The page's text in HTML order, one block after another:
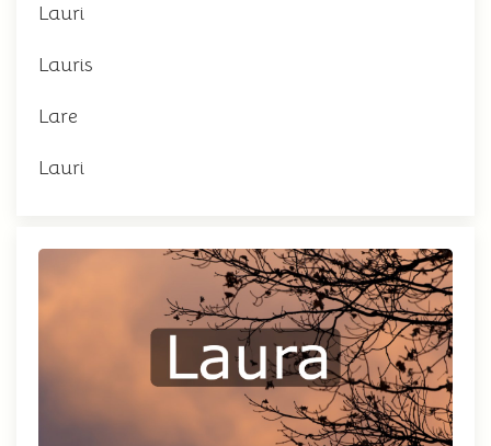
Lauri
Lauris
Lare
Lauri